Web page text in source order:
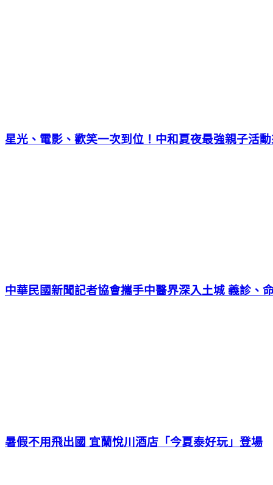
星光、電影、歡笑一次到位！中和夏夜最強親子活
中華民國新聞記者協會攜手中醫界深入土城 義診、
暑假不用飛出國 宜蘭悅川酒店「今夏泰好玩」登場